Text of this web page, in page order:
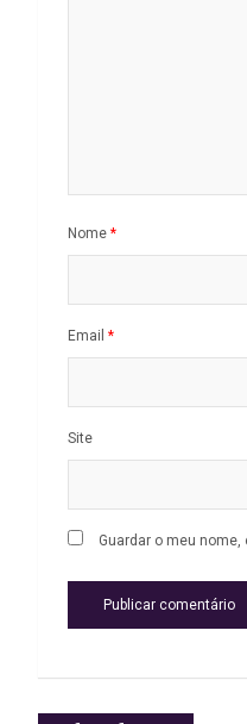
Nome *
Email *
Site
Guardar o meu